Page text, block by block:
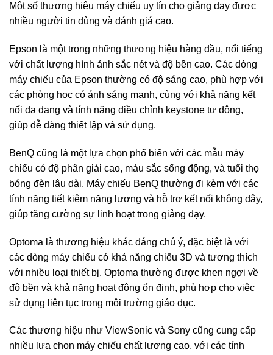
Một số thương hiệu máy chiếu uy tín cho giảng dạy được
nhiều người tin dùng và đánh giá cao.
Epson là một trong những thương hiệu hàng đầu, nổi tiếng
với chất lượng hình ảnh sắc nét và độ bền cao. Các dòng
máy chiếu của Epson thường có độ sáng cao, phù hợp với
các phòng học có ánh sáng mạnh, cùng với khả năng kết
nối đa dạng và tính năng điều chỉnh keystone tự động,
giúp dễ dàng thiết lập và sử dụng.
BenQ cũng là một lựa chọn phổ biến với các mẫu máy
chiếu có độ phân giải cao, màu sắc sống động, và tuổi thọ
bóng đèn lâu dài. Máy chiếu BenQ thường đi kèm với các
tính năng tiết kiệm năng lượng và hỗ trợ kết nối không dây,
giúp tăng cường sự linh hoạt trong giảng dạy.
Optoma là thương hiệu khác đáng chú ý, đặc biệt là với
các dòng máy chiếu có khả năng chiếu 3D và tương thích
với nhiều loại thiết bị. Optoma thường được khen ngợi về
độ bền và khả năng hoạt động ổn định, phù hợp cho việc
sử dụng liên tục trong môi trường giáo dục.
Các thương hiệu như ViewSonic và Sony cũng cung cấp
nhiều lựa chọn máy chiếu chất lượng cao, với các tính